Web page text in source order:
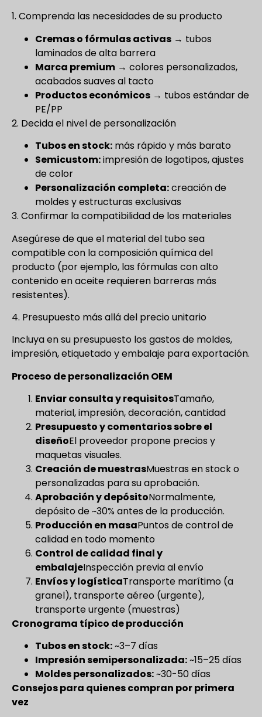
1. Comprenda las necesidades de su producto
Cremas o fórmulas activas → tubos
laminados de alta barrera
Marca premium → colores personalizados,
acabados suaves al tacto
Productos económicos → tubos estándar de
PE/PP
2. Decida el nivel de personalización
Tubos en stock: más rápido y más barato
Semicustom:impresión de logotipos, ajustes
de color
Personalización completa:creación de
moldes y estructuras exclusivas
3. Confirmar la compatibilidad de los materiales
Asegúrese de que el material del tubo sea
compatible con la composición química del
producto (por ejemplo, las fórmulas con alto
contenido en aceite requieren barreras más
resistentes).
4. Presupuesto más allá del precio unitario
Incluya en su presupuesto los gastos de moldes,
impresión, etiquetado y embalaje para exportación.
Proceso de personalización OEM
Enviar consulta y requisitosTamaño,
material, impresión, decoración, cantidad
Presupuesto y comentarios sobre el
diseñoEl proveedor propone precios y
maquetas visuales.
Creación de muestrasMuestras en stock o
personalizadas para su aprobación.
Aprobación y depósitoNormalmente,
depósito de ~30% antes de la producción.
Producción en masaPuntos de control de
calidad en todo momento
Control de calidad final y
embalajeInspección previa al envío
Envíos y logísticaTransporte marítimo (a
granel), transporte aéreo (urgente),
transporte urgente (muestras)
Cronograma típico de producción
Tubos en stock:~3–7 días
Impresión semipersonalizada:~15–25 días
Moldes personalizados:~30-50 días
Consejos para quienes compran por primera
vez